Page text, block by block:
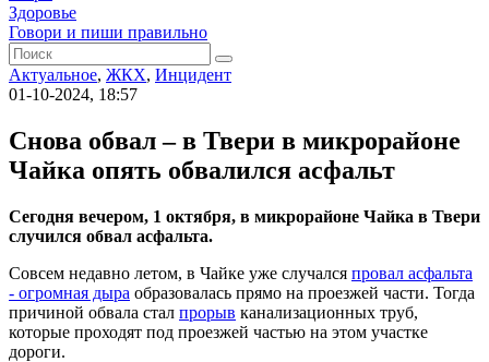
Здоровье
Говори и пиши правильно
Актуальное, ЖКХ, Инцидент
01-10-2024, 18:57
Снова обвал – в Твери в микрорайоне
Чайка опять обвалился асфальт
Сегодня вечером, 1 октября, в микрорайоне Чайка в Твери
случился обвал асфальта.
Совсем недавно летом, в Чайке уже случался провал асфальта
- огромная дыра образовалась прямо на проезжей части. Тогда
причиной обвала стал прорыв канализационных труб,
которые проходят под проезжей частью на этом участке
дороги.